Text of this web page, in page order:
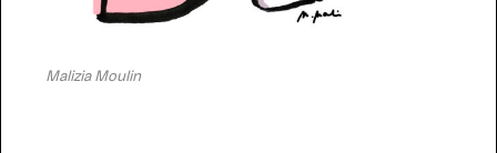
Malizia Moulin